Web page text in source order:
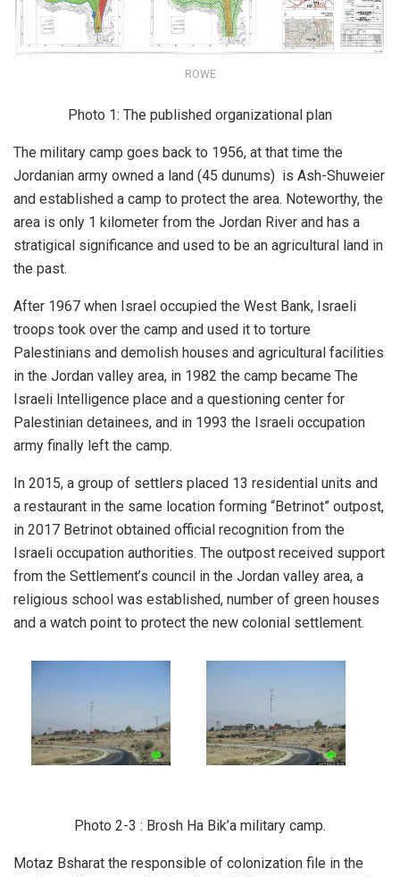
ROWE
Photo 1: The published organizational plan
The military camp goes back to 1956, at that time the
Jordanian army owned a land (45 dunums) is Ash-Shuweier
and established a camp to protect the area. Noteworthy, the
area is only 1 kilometer from the Jordan River and has a
stratigical significance and used to be an agricultural land in
the past.
After 1967 when Israel occupied the West Bank, Israeli
troops took over the camp and used it to torture
Palestinians and demolish houses and agricultural facilities
in the Jordan valley area, in 1982 the camp became The
Israeli Intelligence place and a questioning center for
Palestinian detainees, and in 1993 the Israeli occupation
army finally left the camp.
In 2015, a group of settlers placed 13 residential units and
a restaurant in the same location forming “Betrinot” outpost,
in 2017 Betrinot obtained official recognition from the
Israeli occupation authorities. The outpost received support
from the Settlement’s council in the Jordan valley area, a
religious school was established, number of green houses
and a watch point to protect the new colonial settlement.
Photo 2-3 : Brosh Ha Bik’a military camp.
Motaz Bsharat the responsible of colonization file in the